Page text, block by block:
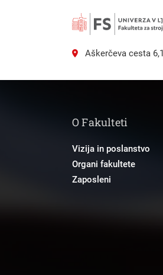
Aškerčeva cesta
O Fakulteti
Vizija in poslanstvo
Organi fakultete
Zaposleni